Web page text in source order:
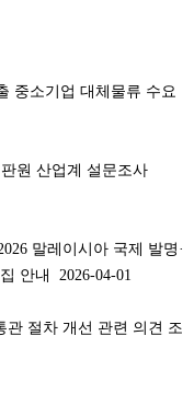
중소기업 대체물류 수요
원 산업계 설문조사
말레이시아 국제 발명·
안내 2026-04-01
관 절차 개선 관련 의견 조